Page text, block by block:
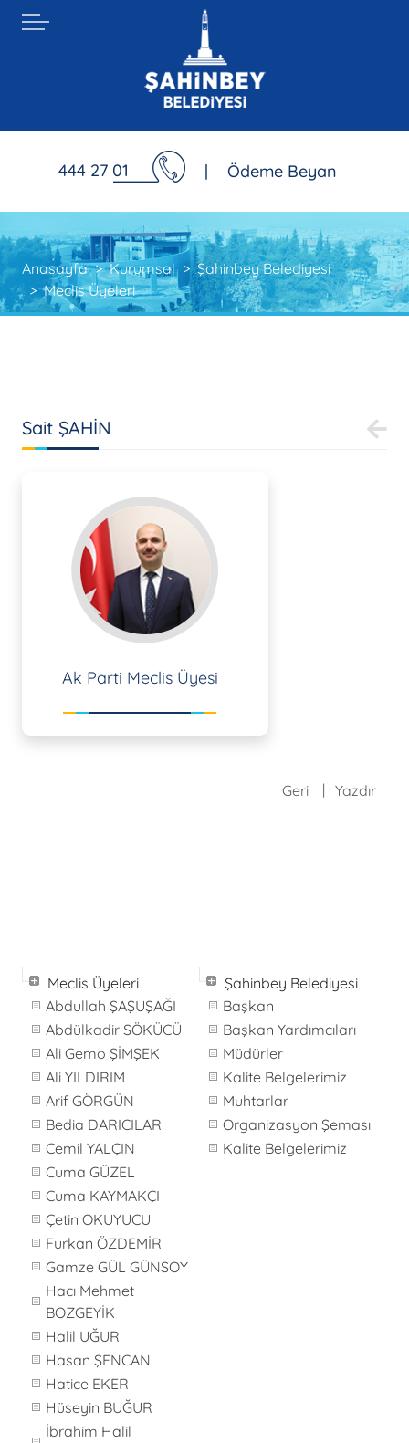
444 27 01 | Ödeme Beyan
Anasayfa Kurumsal
Şahinbey Belediyesi
Meclis Üyeleri
Sait ŞAHİN
Ak Parti Meclis Üyesi
Geri Yazdır
Meclis Üyeleri
Abdullah ŞAŞUŞAĞI
Abdülkadir SÖKÜCÜ
Ali Gemo ŞİMŞEK
Ali YILDIRIM
Arif GÖRGÜN
Bedia DARICILAR
Cemil YALÇIN
Cuma GÜZEL
Cuma KAYMAKÇI
Çetin OKUYUCU
Furkan ÖZDEMİR
Gamze GÜL GÜNSOY
Hacı Mehmet
BOZGEYİK
Halil UĞUR
Hasan ŞENCAN
Hatice EKER
Hüseyin BUĞUR
İbrahim Halil
Şahinbey Belediyesi
Başkan
Başkan Yardımcıları
Müdürler
Kalite Belgelerimiz
Muhtarlar
Organizasyon Şeması
Kalite Belgelerimiz